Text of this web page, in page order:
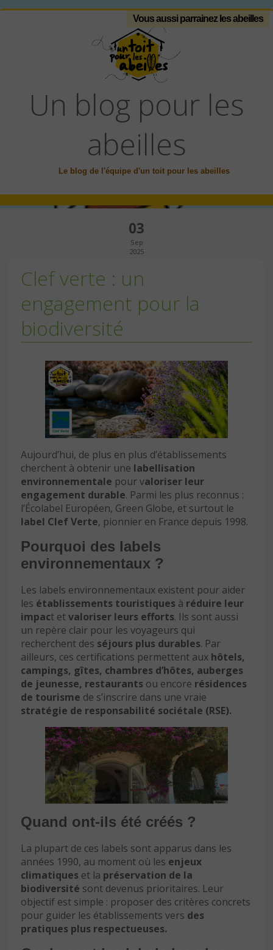
Vous aussi parrainez les abeilles
Un blog pour les
abeilles
Le blog de l'équipe d'un toit pour les abeilles
03
Sep
2025
Clef verte : un
engagement pour la
biodiversité
Aujourd’hui, de plus en plus d’établissements
cherchent à obtenir une labellisation
environnementale pour valoriser leur
engagement durable. Parmi les plus reconnus :
l’Écolabel Européen, Green Globe, et surtout le
label Clef Verte, pionnier en France depuis 1998.
Pourquoi des labels
environnementaux ?
Les labels environnementaux existent pour aider
les établissements touristiques à réduire leur
impact etvaloriser leurs efforts. Ils sont aussi
un repère clair pour les voyageurs qui
recherchent des séjours plus durables. Par
ailleurs, ces certifications permettent aux hôtels,
campings, gîtes, chambres d’hôtes, auberges
de jeunesse, restaurants ou encore résidences
de tourisme de s’inscrire dans une vraie
stratégie de responsabilité sociétale (RSE).
Quand ont-ils été créés ?
La plupart de ces labels sont apparus dans les
années 1990, au moment où les enjeux
climatiques et la préservation de la
biodiversité sont devenus prioritaires. Leur
objectif est simple : proposer des critères concrets
pour guider les établissements vers des
pratiques plus respectueuses.